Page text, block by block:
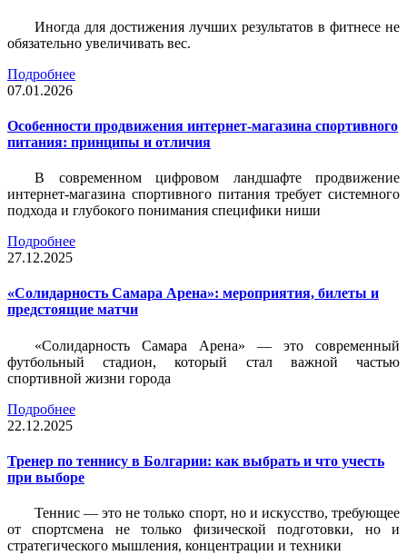
Иногда для достижения лучших результатов в фитнесе не
обязательно увеличивать вес.
Подробнее
07.01.2026
Особенности продвижения интернет-магазина спортивного
питания: принципы и отличия
В современном цифровом ландшафте продвижение
интернет-магазина спортивного питания требует системного
подхода и глубокого понимания специфики ниши
Подробнее
27.12.2025
«Солидарность Самара Арена»: мероприятия, билеты и
предстоящие матчи
«Солидарность Самара Арена» — это современный
футбольный стадион, который стал важной частью
спортивной жизни города
Подробнее
22.12.2025
Тренер по теннису в Болгарии: как выбрать и что учесть
при выборе
Теннис — это не только спорт, но и искусство, требующее
от спортсмена не только физической подготовки, но и
стратегического мышления, концентрации и техники